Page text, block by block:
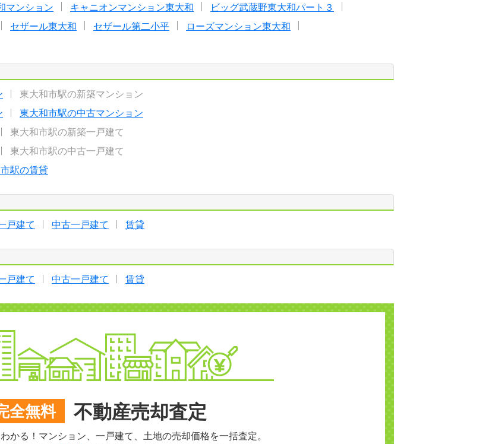
マンション キャニオンマンション東大和
ビッグ武蔵野東大和パート３
セザール東大和 セザール第二小平
ローズマンション東大和
東大和市駅の新築マンション
東大和市駅の中古マンション
東大和市駅の新築一戸建て
東大和市駅の中古一戸建て
駅の賃貸
戸建て 中古一戸建て 賃貸
戸建て 中古一戸建て 賃貸
全無料 不動産売却査定
かる！マンション、一戸建て、土地の売却価格を一括査定。